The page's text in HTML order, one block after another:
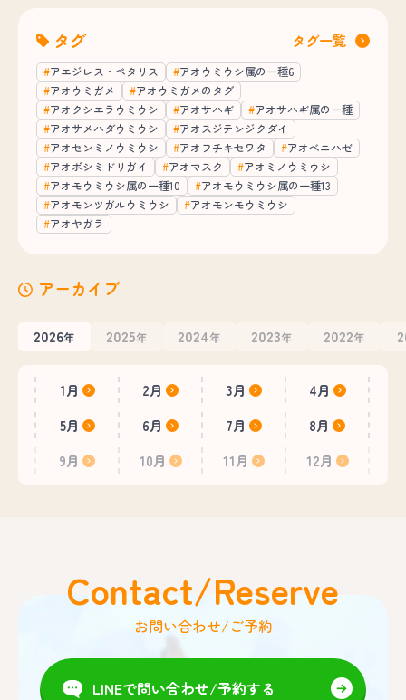
タグ タグ一覧
アエジレス・ペタリス
アオウミウシ属の一種6
アオウミガメ
アオウミガメのタグ
アオクシエラウミウシ
アオサハギ
アオサハギ属の一種
アオサメハダウミウシ
アオスジテンジクダイ
アオセンミノウミウシ
アオフチキセワタ
アオベニハゼ
アオボシミドリガイ
アオマスク
アオミノウミウシ
アオモウミウシ属の一種10
アオモウミウシ属の一種13
アオモンツガルウミウシ
アオモンモウミウシ
アオヤガラ
アーカイブ
2026年 2025年 2024年 2023年 2022年
1月 2月 3月
4月
5月
6月 7月
8月
9月
10月 11月 12月
Contact/Reserve
お問い合わせ/ご予約
LINEで問い合わせ/予約する